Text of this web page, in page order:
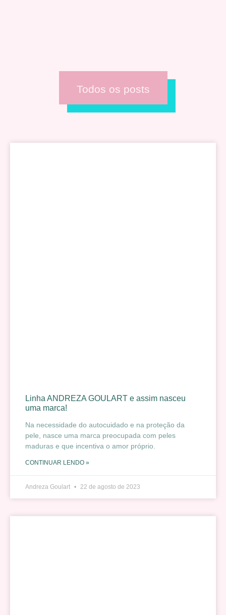
Todos os posts
Linha ANDREZA GOULART e assim nasceu
uma marca!
Na necessidade do autocuidado e na proteção da
pele, nasce uma marca preocupada com peles
maduras e que incentiva o amor próprio.
CONTINUAR LENDO »
Andreza Goulart 22 de agosto de 2023